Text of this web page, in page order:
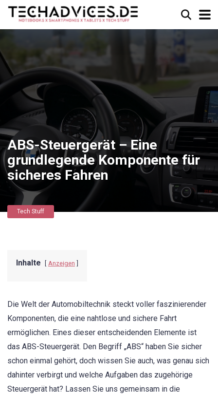
ABS-Steuergerät – Eine
grundlegende Komponente für
sicheres Fahren
Tech Stuff
Inhalte Anzeigen
Die Welt der Automobiltechnik steckt voller faszinierender
Komponenten, die eine nahtlose und sichere Fahrt
ermöglichen. Eines dieser entscheidenden Elemente ist
das ABS-Steuergerät. Den Begriff „ABS“ haben Sie sicher
schon einmal gehört, doch wissen Sie auch, was genau sich
dahinter verbirgt und welche Aufgaben das zugehörige
Steuergerät hat? Lassen Sie uns gemeinsam in die